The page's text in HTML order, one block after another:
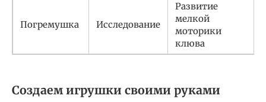
Погремушка Исследование
Развитие
мелкой
моторики
клюва
Создаем игрушки своими руками